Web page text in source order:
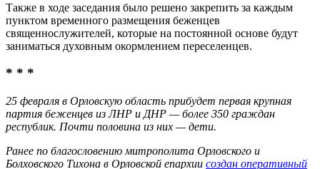
Также в ходе заседания было решено закрепить за каждым
пунктом временного размещения беженцев
священнослужителей, которые на постоянной основе будут
заниматься духовным окормлением переселенцев.
* * *
25 февраля в Орловскую область прибудет первая крупная
партия беженцев из ЛНР и ДНР — более 350 граждан
республик. Почти половина из них — дети.
Ранее по благословению митрополита Орловского и
Болховского Тихона в Орловской епархии создан оперативный